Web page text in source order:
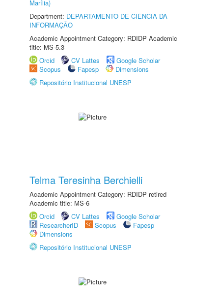
Marília)
Department: DEPARTAMENTO DE CIÊNCIA DA
INFORMAÇÃO
Academic Appointment Category: RDIDP Academic
title: MS-5.3
Orcid
CV Lattes
Google Scholar
Scopus
Fapesp
Dimensions
Repositório Institucional UNESP
Telma Teresinha Berchielli
Academic Appointment Category: RDIDP retired
Academic title: MS-6
Orcid
CV Lattes
Google Scholar
ResearcherID
Scopus
Fapesp
Dimensions
Repositório Institucional UNESP